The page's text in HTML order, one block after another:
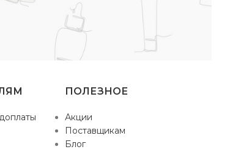
ПОЛЕЗНОЕ
Акции
Поставщикам
Блог